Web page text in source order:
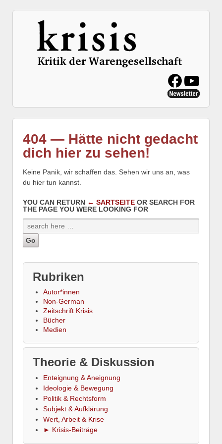
404 — Hätte nicht gedacht
dich hier zu sehen!
Keine Panik, wir schaffen das. Sehen wir uns an, was
du hier tun kannst.
YOU CAN RETURN ← SARTSEITE OR SEARCH FOR
THE PAGE YOU WERE LOOKING FOR
Rubriken
Autor*innen
Non-German
Zeitschrift Krisis
Bücher
Medien
Theorie & Diskussion
Enteignung & Aneignung
Ideologie & Bewegung
Politik & Rechtsform
Subjekt & Aufklärung
Wert, Arbeit & Krise
► Krisis-Beiträge